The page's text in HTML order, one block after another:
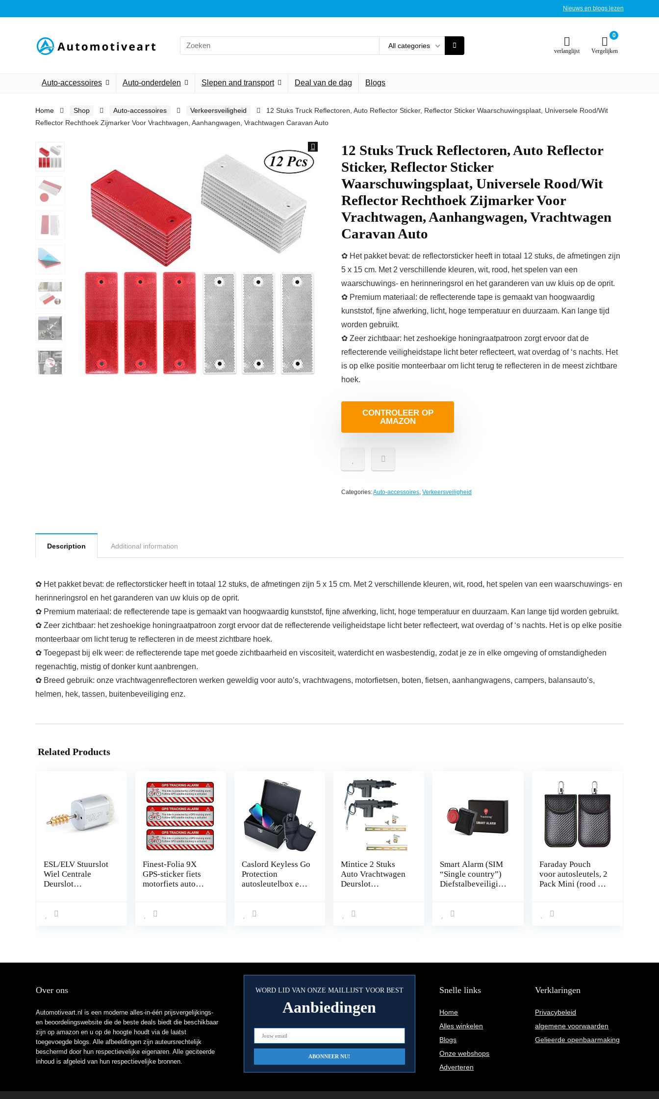
Nieuws en blogs lezen
Search
for:
All categories
verlanglijst
0
Vergelijken
Auto-accessoires Auto-onderdelen Slepen and transport Deal van de dag Blogs
Home Shop Auto-accessoires Verkeersveiligheid
12 Stuks Truck Reflectoren, Auto Reflector Sticker, Reflector Sticker Waarschuwingsplaat, Universele Rood/Wit
Reflector Rechthoek Zijmarker Voor Vrachtwagen, Aanhangwagen, Vrachtwagen Caravan Auto
12 Stuks Truck Reflectoren, Auto Reflector
Sticker, Reflector Sticker
Waarschuwingsplaat, Universele Rood/Wit
Reflector Rechthoek Zijmarker Voor
Vrachtwagen, Aanhangwagen, Vrachtwagen
Caravan Auto
✿ Het pakket bevat: de reflectorsticker heeft in totaal 12 stuks, de afmetingen zijn
5 x 15 cm. Met 2 verschillende kleuren, wit, rood, het spelen van een
waarschuwings- en herinneringsrol en het garanderen van uw kluis op de oprit.
✿ Premium materiaal: de reflecterende tape is gemaakt van hoogwaardig
kunststof, fijne afwerking, licht, hoge temperatuur en duurzaam. Kan lange tijd
worden gebruikt.
✿ Zeer zichtbaar: het zeshoekige honingraatpatroon zorgt ervoor dat de
reflecterende veiligheidstape licht beter reflecteert, wat overdag of ‘s nachts. Het
is op elke positie monteerbaar om licht terug te reflecteren in de meest zichtbare
hoek.
CONTROLEER OP
AMAZON
Categories:Auto-accessoires, Verkeersveiligheid
Description Additional information
✿ Het pakket bevat: de reflectorsticker heeft in totaal 12 stuks, de afmetingen zijn 5 x 15 cm. Met 2 verschillende kleuren, wit, rood, het spelen van een waarschuwings- en
herinneringsrol en het garanderen van uw kluis op de oprit.
✿ Premium materiaal: de reflecterende tape is gemaakt van hoogwaardig kunststof, fijne afwerking, licht, hoge temperatuur en duurzaam. Kan lange tijd worden gebruikt.
✿ Zeer zichtbaar: het zeshoekige honingraatpatroon zorgt ervoor dat de reflecterende veiligheidstape licht beter reflecteert, wat overdag of ‘s nachts. Het is op elke positie
monteerbaar om licht terug te reflecteren in de meest zichtbare hoek.
✿ Toegepast bij elk weer: de reflecterende tape met goede zichtbaarheid en viscositeit, waterdicht en wasbestendig, zodat je ze in elke omgeving of omstandigheden
regenachtig, mistig of donker kunt aanbrengen.
✿ Breed gebruik: onze vrachtwagenreflectoren werken geweldig voor auto’s, vrachtwagens, motorfietsen, boten, fietsen, aanhangwagens, campers, balansauto’s,
helmen, hek, tassen, buitenbeveiliging enz.
Related Products
ESL/ELV Stuurslot
Wiel Centrale
Deurslot
Motor Antidiefstal
Finest-Folia 9X
GPS-sticker fiets
motorfiets auto
diefstal sticker
Caslord Keyless Go
Protection
autosleutelbox en
afschermdoos, 2
Mintice 2 Stuks
Auto Vrachtwagen
Deurslot
Centrale
Aanvulling of
Smart Alarm (SIM
“Single country”)
Diefstalbeveiliging
motorfietsen.
Batterij die
he alarmmelding en
Faraday Pouch
voor autosleutels, 2
Pack Mini (rood en
signaalblok, anti-
Over ons
Automotiveart.nl is een moderne alles-in-één prijsvergelijkings-
en beoordelingswebsite die de beste deals biedt die beschikbaar
zijn op amazon en u op de hoogte houdt via de laatst
toegevoegde blogs. Alle afbeeldingen zijn auteursrechtelijk
beschermd door hun respectievelijke eigenaren. Alle geciteerde
inhoud is afgeleid van hun respectievelijke bronnen.
WORD LID VAN ONZE MAILLIJST VOOR BEST
Aanbiedingen
Snelle links
Home
Alles winkelen
Blogs
Onze webshops
Adverteren
Verklaringen
Privacybeleid
algemene voorwaarden
Gelieerde openbaarmaking